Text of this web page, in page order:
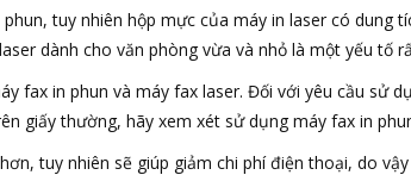
tuy nhiên hộp mực của máy in laser có dung
dành cho văn phòng vừa và nhỏ là một yếu tố
fax in phun và máy fax laser. Đối với yêu cầu sử
giấy thường, hãy xem xét sử dụng máy fax in
tuy nhiên sẽ giúp giảm chi phí điện thoại, do